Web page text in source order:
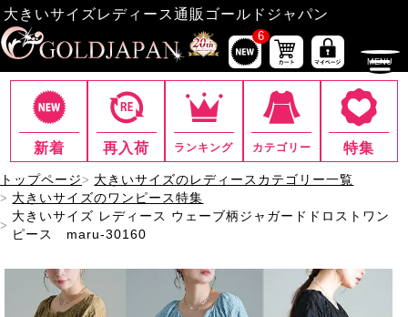
大きいサイズレディース通販ゴールドジャパン
6
新着 再入荷 ランキング カテゴリー 特集
トップページ
大きいサイズのレディースカテゴリー一覧
大きいサイズのワンピース特集
大きいサイズ レディース ウェーブ柄ジャガードドロストワン
ピース maru-30160